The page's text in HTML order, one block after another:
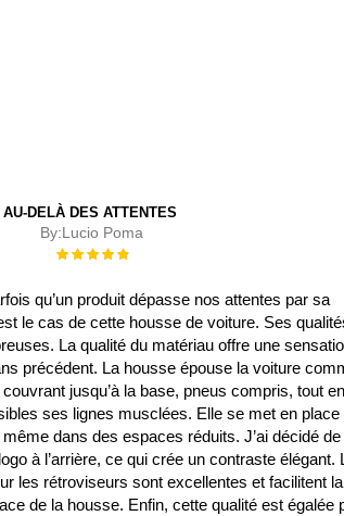
AU-DELÀ DES ATTENTES
By:Lucio Poma
Évaluation :
qu’un produit dépasse nos attentes par sa
le cas de cette housse de voiture. Ses
La qualité du matériau offre une
précédent. La housse épouse la voiture
couvrant jusqu’à la base, pneus compris, tout en
ses lignes musclées. Elle se met en place
dans des espaces réduits. J’ai décidé
à l’arrière, ce qui crée un contraste élégant.
les rétroviseurs sont excellentes et facilitent la
de la housse. Enfin, cette qualité est égalée